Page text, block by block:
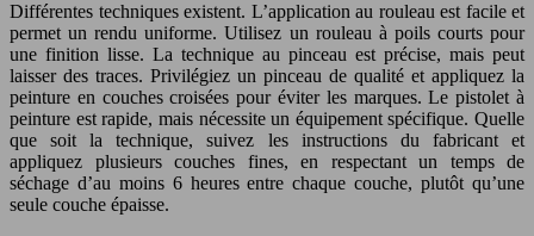
Différentes techniques existent. L’application au rouleau est facile et
permet un rendu uniforme. Utilisez un rouleau à poils courts pour
une finition lisse. La technique au pinceau est précise, mais peut
laisser des traces. Privilégiez un pinceau de qualité et appliquez la
peinture en couches croisées pour éviter les marques. Le pistolet à
peinture est rapide, mais nécessite un équipement spécifique. Quelle
que soit la technique, suivez les instructions du fabricant et
appliquez plusieurs couches fines, en respectant un temps de
séchage d’au moins 6 heures entre chaque couche, plutôt qu’une
seule couche épaisse.